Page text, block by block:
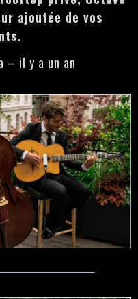
ajoutée de vos
– il y a un an